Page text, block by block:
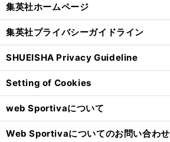
集英社ホームページ
集英社プライバシーガイドライン
SHUEISHA Privacy Guideline
Setting of Cookies
web Sportivaについて
Web Sportivaについてのお問い合わせ